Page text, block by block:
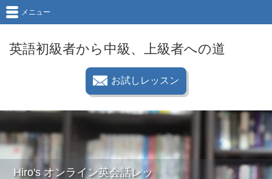
英語初級者から中級、上級者への道
お試しレッスン
メニュー
Hiro's オンライン英会話レッ